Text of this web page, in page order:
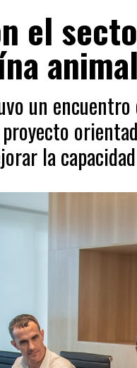
el
un
la